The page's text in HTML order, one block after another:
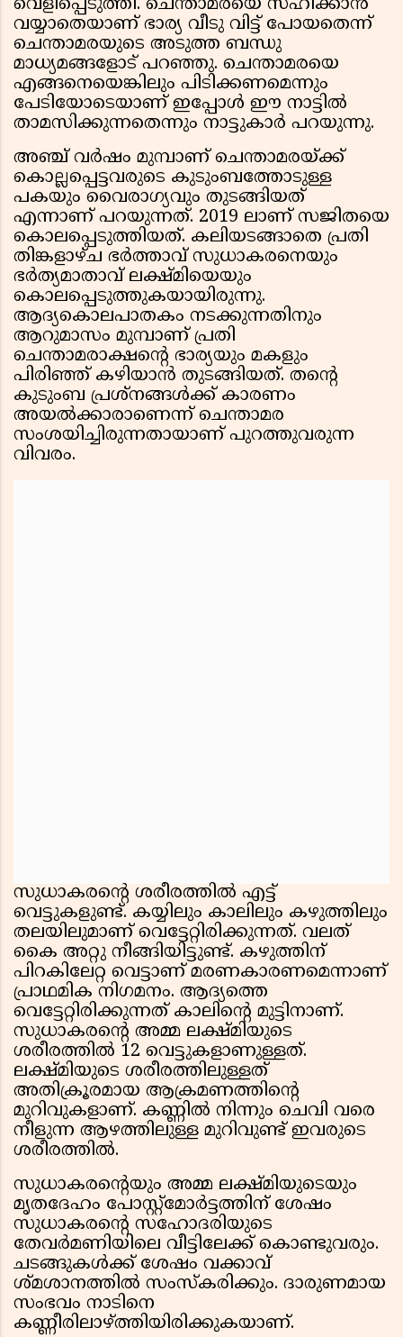
വെളിപ്പെടുത്തി. ചെന്താമരയെ സഹിക്കാൻ
വയ്യാതെയാണ് ഭാര്യ വീടു വിട്ട് പോയതെന്ന്
ചെന്താമരയുടെ അടുത്ത ബന്ധു
മാധ്യമങ്ങളോട് പറഞ്ഞു. ചെന്താമരയെ
എങ്ങനെയെങ്കിലും പിടിക്കണമെന്നും
പേടിയോടെയാണ് ഇപ്പോൾ ഈ നാട്ടിൽ
താമസിക്കുന്നതെന്നും നാട്ടുകാർ പറയുന്നു.
അഞ്ച് വർഷം മുമ്പാണ് ചെന്താമരയ്ക്ക്
കൊല്ലപ്പെട്ടവരുടെ കുടുംബത്തോടുള്ള
പകയും വൈരാഗ്യവും തുടങ്ങിയത്
എന്നാണ് പറയുന്നത്. 2019 ലാണ് സജിതയെ
കൊലപ്പെടുത്തിയത്. കലിയടങ്ങാതെ പ്രതി
തിങ്കളാഴ്ച ഭർത്താവ് സുധാകരനെയും
ഭർത്യമാതാവ് ലക്ഷ്മിയെയും
കൊലപ്പെടുത്തുകയായിരുന്നു.
ആദ്യകൊലപാതകം നടക്കുന്നതിനും
ആറുമാസം മുമ്പാണ് പ്രതി
ചെന്താമരാക്ഷൻ്റെ ഭാര്യയും മകളും
പിരിഞ്ഞ് കഴിയാൻ തുടങ്ങിയത്. തന്റെ
കുടുംബ പ്രശ്‌നങ്ങൾക്ക് കാരണം
അയൽക്കാരാണെന്ന് ചെന്താമര
സംശയിച്ചിരുന്നതായാണ് പുറത്തുവരുന്ന
വിവരം.
സുധാകരന്റെ ശരീരത്തിൽ എട്ട്
വെട്ടുകളുണ്ട്. കയ്യിലും കാലിലും കഴുത്തിലും
തലയിലുമാണ് വെട്ടേറ്റിരിക്കുന്നത്. വലത്
കൈ അറ്റു നീങ്ങിയിട്ടുണ്ട്. കഴുത്തിന്
പിറകിലേറ്റ വെട്ടാണ് മരണകാരണമെന്നാണ്
പ്രാഥമിക നിഗമനം. ആദ്യത്തെ
വെട്ടേറ്റിരിക്കുന്നത് കാലിന്റെ മുട്ടിനാണ്.
സുധാകരന്റെ അമ്മ ലക്ഷ്മിയുടെ
ശരീരത്തിൽ 12 വെട്ടുകളാണുള്ളത്.
ലക്ഷ്മിയുടെ ശരീരത്തിലുള്ളത്
അതിക്രൂരമായ ആക്രമണത്തിന്റെ
മുറിവുകളാണ്. കണ്ണിൽ നിന്നും ചെവി വരെ
നീളുന്ന ആഴത്തിലുള്ള മുറിവുണ്ട് ഇവരുടെ
ശരീരത്തിൽ.
സുധാകരന്റെയും അമ്മ ലക്ഷ്മിയുടെയും
മൃതദേഹം പോസ്റ്റ്മോർട്ടത്തിന് ശേഷം
സുധാകരന്റെ സഹോദരിയുടെ
തേവർമണിയിലെ വീട്ടിലേക്ക് കൊണ്ടുവരും.
ചടങ്ങുകൾക്ക് ശേഷം വക്കാവ്
ശ്മശാനത്തിൽ സംസ്കരിക്കും. ദാരുണമായ
സംഭവം നാടിനെ
കണ്ണീരിലാഴ്ത്തിയിരിക്കുകയാണ്.